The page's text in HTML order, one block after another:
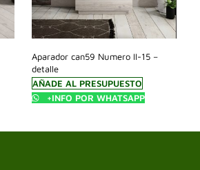
Aparador can59 Numero II-15 –
detalle
AÑADE AL PRESUPUESTO
+INFO POR WHATSAPP